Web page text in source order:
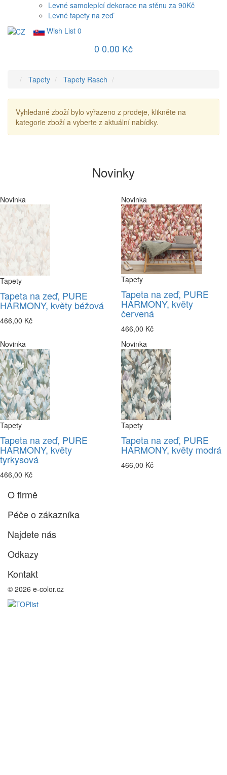
Levné samolepící dekorace na stěnu za 90Kč
Levné tapety na zeď
Wish List 0
0 0.00 Kč
Tapety Tapety Rasch
Vyhledané zboží bylo vyřazeno z prodeje, klikněte na
kategorie zboží a vyberte z aktuální nabídky.
Novinky
Novinka
Tapety
Tapeta na zeď, PURE
HARMONY, květy béžová
466,00 Kč
Novinka
Tapety
Tapeta na zeď, PURE
HARMONY, květy
červená
466,00 Kč
Novinka
Tapety
Tapeta na zeď, PURE
HARMONY, květy
tyrkysová
466,00 Kč
Novinka
Tapety
Tapeta na zeď, PURE
HARMONY, květy modrá
466,00 Kč
O firmě
Péče o zákazníka
Najdete nás
Odkazy
Kontakt
© 2026 e-color.cz